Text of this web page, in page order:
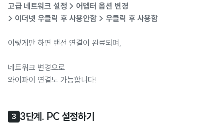
고급 네트워크 설정 > 어뎁터 옵션 변경
> 이더넷 우클릭 후 사용안함 > 우클릭 후 사용함
이렇게만 하면 랜선 연결이 완료되며,
네트워크 변경으로
와이파이 연결도 가능합니다!
3 3단계. PC 설정하기